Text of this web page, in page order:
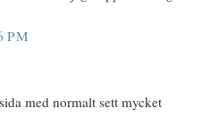
PM
med normalt sett mycket